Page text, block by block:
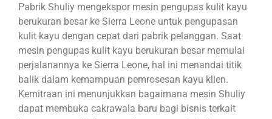
Pabrik Shuliy mengekspor mesin pengupas kulit kayu
berukuran besar ke Sierra Leone untuk pengupasan
kulit kayu dengan cepat dari pabrik pelanggan. Saat
mesin pengupas kulit kayu berukuran besar memulai
perjalanannya ke Sierra Leone, hal ini menandai titik
balik dalam kemampuan pemrosesan kayu klien.
Kemitraan ini menunjukkan bagaimana mesin Shuliy
dapat membuka cakrawala baru bagi bisnis terkait